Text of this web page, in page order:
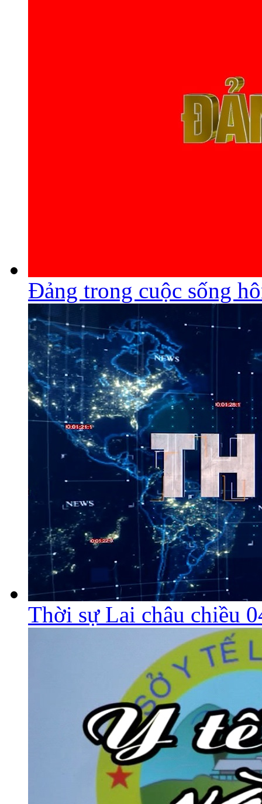
Đảng trong cuộc sống
Thời sự Lai châu chiều